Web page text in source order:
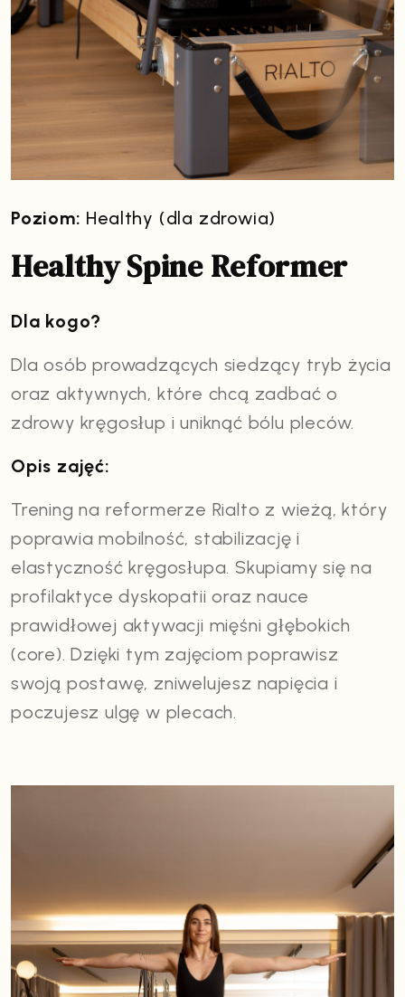
Poziom: Healthy (dla zdrowia)
Healthy Spine Reformer
Dla kogo?
Dla osób prowadzących siedzący tryb życia
oraz aktywnych, które chcą zadbać o
zdrowy kręgosłup i uniknąć bólu pleców.
Opis zajęć:
Trening na reformerze Rialto z wieżą, który
poprawia mobilność, stabilizację i
elastyczność kręgosłupa. Skupiamy się na
profilaktyce dyskopatii oraz nauce
prawidłowej aktywacji mięśni głębokich
(core). Dzięki tym zajęciom poprawisz
swoją postawę, zniwelujesz napięcia i
poczujesz ulgę w plecach.